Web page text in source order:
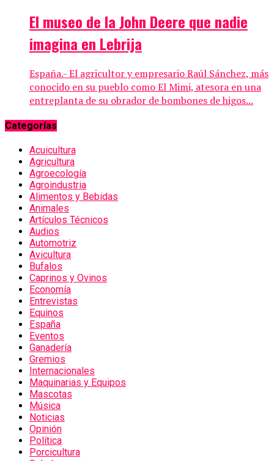
El museo de la John Deere que nadie
imagina en Lebrija
España.- El agricultor y empresario Raúl Sánchez, más
conocido en su pueblo como El Mimi, atesora en una
entreplanta de su obrador de bombones de higos...
Categorías
Acuicultura
Agricultura
Agroecología
Agroindustria
Alimentos y Bebidas
Animales
Artículos Técnicos
Audios
Automotriz
Avicultura
Bufalos
Caprinos y Ovinos
Economía
Entrevistas
Equinos
España
Eventos
Ganadería
Gremios
Internacionales
Maquinarias y Equipos
Mascotas
Música
Noticias
Opinión
Política
Porcicultura